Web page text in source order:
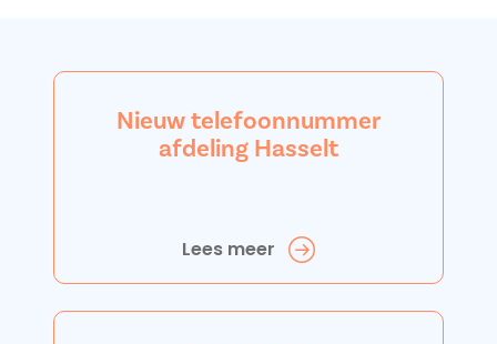
Nieuw telefoonnummer
afdeling Hasselt
Lees meer